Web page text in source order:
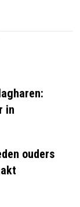
in
ouders